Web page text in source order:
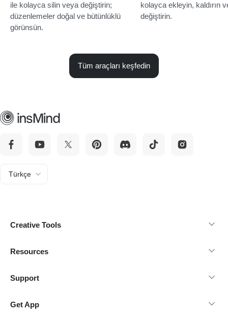
ile kolayca silin veya değiştirin;
düzenlemeler doğal ve bütünlüklü
görünsün.
kolayca ekleyin, kaldırın
değiştirin.
Tüm araçları keşfedin
Türkçe
Creative Tools
Resources
Support
Get App